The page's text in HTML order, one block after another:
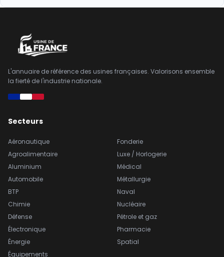
L'annuaire de référence des usines françaises. Valorisons ensemble
la fierté de l'industrie nationale.
Secteurs
Aéronautique
Agroalimentaire
Aluminium
Automobile
BTP
Chimie
Défense
Électronique
Énergie
Équipements
Fonderie
Luxe / Horlogerie
Médical
Métallurgie
Naval
Nucléaire
Pétrole et gaz
Pharmacie
Spatial